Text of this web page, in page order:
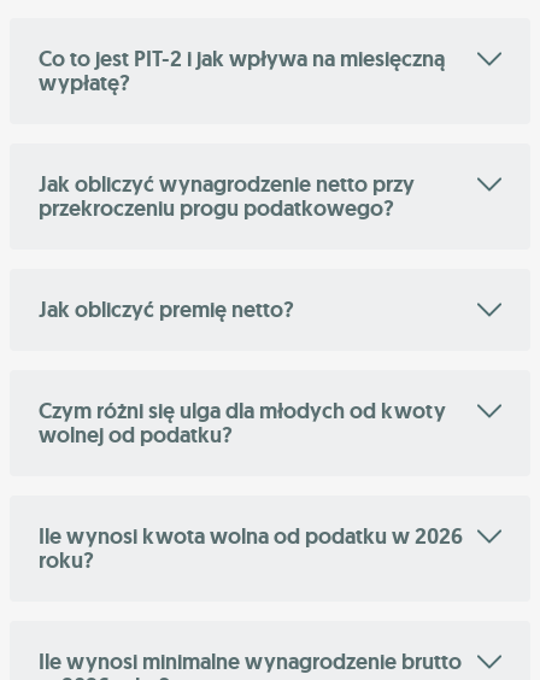
Co to jest PIT-2 i jak wpływa na miesięczną
wypłatę?
Jak obliczyć wynagrodzenie netto przy
przekroczeniu progu podatkowego?
Jak obliczyć premię netto?
Czym różni się ulga dla młodych od kwoty
wolnej od podatku?
Ile wynosi kwota wolna od podatku w 2026
roku?
Ile wynosi minimalne wynagrodzenie brutto